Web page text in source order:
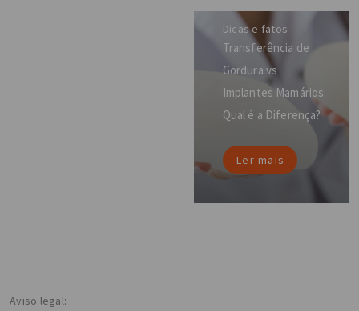
Dicas e fatos
Transferência de
Gordura vs
Implantes Mamários:
Qual é a Diferença?
Ler mais
Aviso legal: